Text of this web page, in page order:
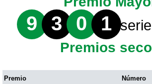
9 3 0 1 serie
Premios
Premio Número